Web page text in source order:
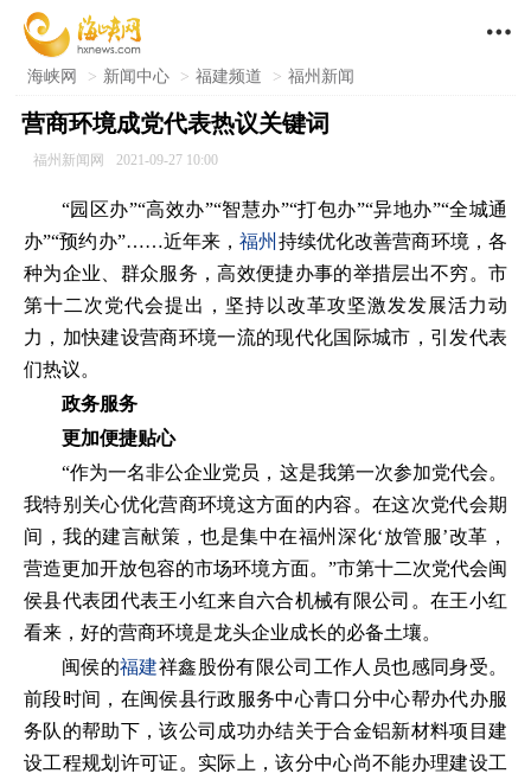

海峡网 > 新闻中心 > 福建频道 > 福州新闻
营商环境成党代表热议关键词
福州新闻网 2021-09-27 10:00
“园区办”“高效办”“智慧办”“打包办”“异地办”“全城通
办”“预约办”……近年来，福州 持续优化改善营商环境，各
种为企业、群众服务，高效便捷办事的举措层出不穷。市
第十二次党代会提出，坚持以改革攻坚激发发展活力动
力，加快建设营商环境一流的现代化国际城市，引发代表
们热议。
政务服务
更加便捷贴心
“作为一名非公企业党员，这是我第一次参加党代会。
我特别关心优化营商环境这方面的内容。在这次党代会期
间，我的建言献策，也是集中在福州深化‘放管服’改革，
营造更加开放包容的市场环境方面。”市第十二次党代会闽
侯县代表团代表王小红来自六合机械有限公司。在王小红
看来，好的营商环境是龙头企业成长的必备土壤。
闽侯的福建祥鑫股份有限公司工作人员也感同身受。
前段时间，在闽侯县行政服务中心青口分中心帮办代办服
务队的帮助下，该公司成功办结关于合金铝新材料项目建
设工程规划许可证。实际上，该分中心尚不能办理建设工